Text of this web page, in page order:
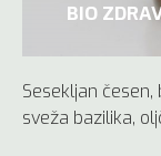
BIO
Sesekljan česen,
sveža bazilika,